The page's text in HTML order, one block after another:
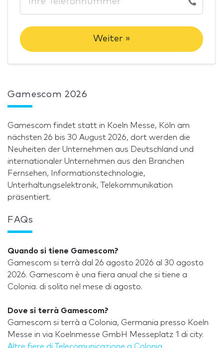
Weiter »
Gamescom 2026
Gamescom findet statt in Koeln Messe, Köln am
nächsten 26 bis 30 August 2026, dort werden die
Neuheiten der Unternehmen aus Deutschland und
internationaler Unternehmen aus den Branchen
Fernsehen, Informationstechnologie,
Unterhaltungselektronik, Telekommunikation
präsentiert.
FAQs
Quando si tiene Gamescom?
Gamescom si terrà dal 26 agosto 2026 al 30 agosto
2026. Gamescom è una fiera anual che si tiene a
Colonia. di solito nel mese di agosto.
Dove si terrà Gamescom?
Gamescom si terrà a Colonia, Germania presso Koeln
Messe in via Koelnmesse GmbH Messeplatz 1 di city.